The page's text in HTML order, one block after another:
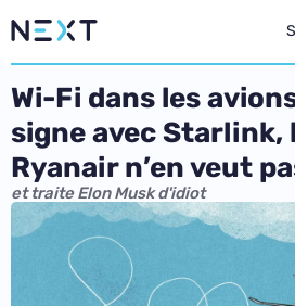
Wi-Fi dans les
signe avec Starlink,
Ryanair n’en veut
et traite Elon Musk d'idiot